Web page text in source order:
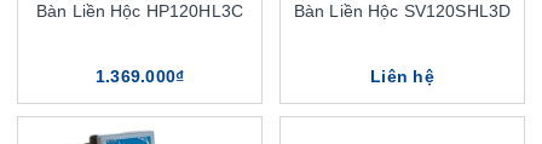
Bàn Liền Hộc HP120HL3C
1.369.000₫
Bàn Liền Hộc SV120SHL3D
Liên hệ